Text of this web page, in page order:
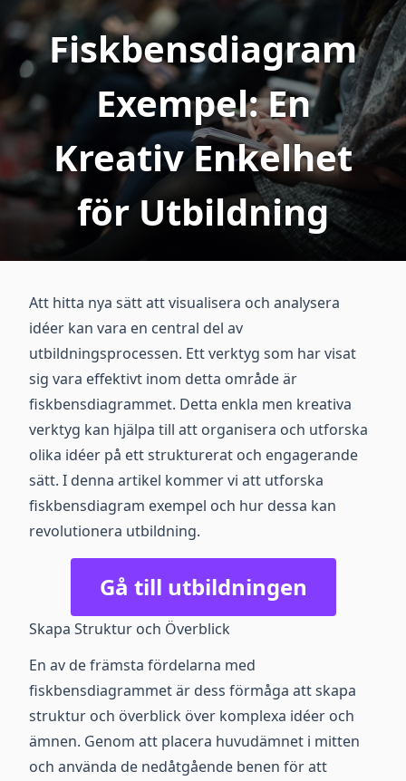
Fiskbensdiagram
Exempel: En
Kreativ Enkelhet
för Utbildning
Att hitta nya sätt att visualisera och analysera
idéer kan vara en central del av
utbildningsprocessen. Ett verktyg som har visat
sig vara effektivt inom detta område är
fiskbensdiagrammet. Detta enkla men kreativa
verktyg kan hjälpa till att organisera och utforska
olika idéer på ett strukturerat och engagerande
sätt. I denna artikel kommer vi att utforska
fiskbensdiagram exempel och hur dessa kan
revolutionera utbildning.
Gå till utbildningen
Skapa Struktur och Överblick
En av de främsta fördelarna med
fiskbensdiagrammet är dess förmåga att skapa
struktur och överblick över komplexa idéer och
ämnen. Genom att placera huvudämnet i mitten
och använda de nedåtgående benen för att